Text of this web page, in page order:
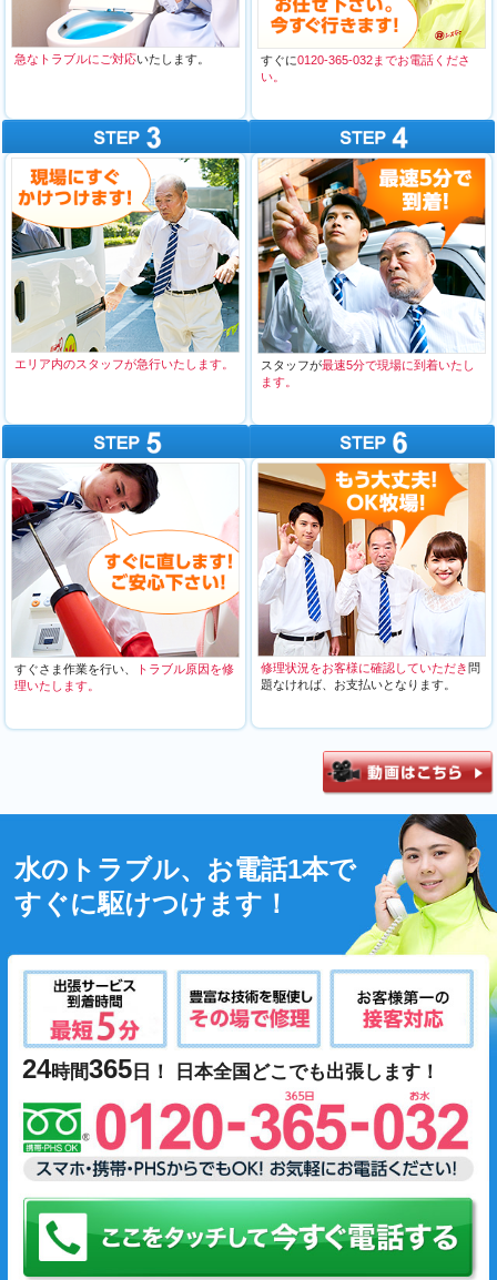
急なトラブルにご対応いたします。 すぐに0120-365-032までお電話くださ
い。
エリア内のスタッフが急行いたします。 スタッフが最速5分で現場に到着いたし
ます。
すぐさま作業を行い、
トラブル原因を修
理いたします。
修理状況をお客様に確認していただき 問
題なければ、お支払いとなります。
水のトラブル、お電話1本で
すぐに駆けつけます！
24時間365日！ 日本全国どこでも出張します！